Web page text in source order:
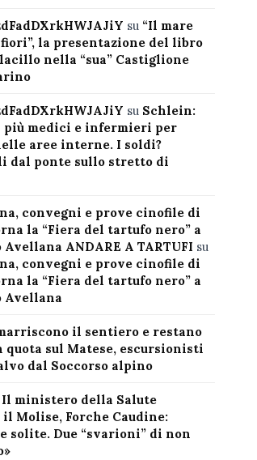
su “Il mare
la presentazione del libro
nella “sua” Castiglione
su Schlein:
più medici e infermieri per
aree interne. I soldi?
dal ponte sullo stretto di
convegni e prove cinofile di
la “Fiera del tartufo nero” a
ANDARE A TARTUFI su
convegni e prove cinofile di
la “Fiera del tartufo nero” a
Avellana
il sentiero e restano
sul Matese, escursionisti
dal Soccorso alpino
Il ministero della Salute
Molise, Forche Caudine:
solite. Due “svarioni” di non